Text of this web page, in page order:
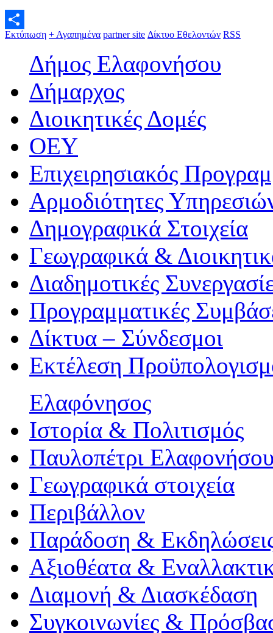
Μοιραστείτε
Εκτύπωση + Αγαπημένα partner site Δίκτυο Εθελοντών RSS
Δήμος Ελαφονήσου
Δήμαρχος
Διοικητικές Δομές
ΟEΥ
Επιχειρησιακός
Αρμοδιότητες
Δημογραφικά Στοιχεία
Γεωγραφικά &
Διαδημοτικές
Προγραμματικές
Δίκτυα – Σύνδεσμοι
Εκτέλεση
Ελαφόνησος
Ιστορία & Πολιτισμός
Παυλοπέτρι
Γεωγραφικά στοιχεία
Περιβάλλον
Παράδοση &
Αξιοθέατα &
Διαμονή & Διασκέδαση
Συγκοινωνίες &